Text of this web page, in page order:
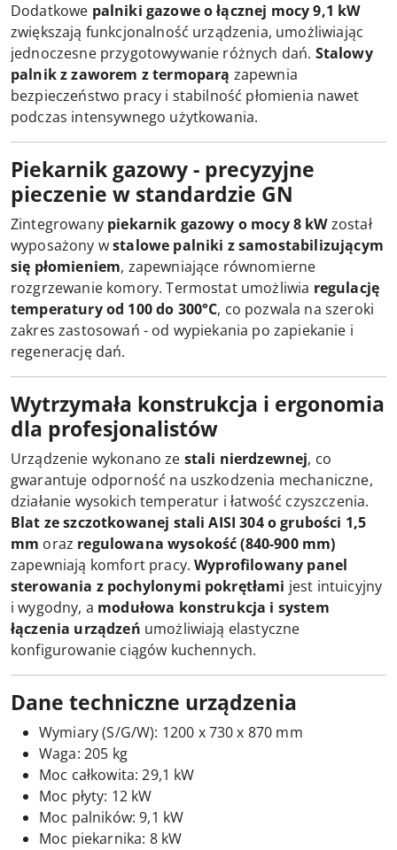
Dodatkowe palniki gazowe o łącznej mocy 9,1 kW
zwiększają funkcjonalność urządzenia, umożliwiając
jednoczesne przygotowywanie różnych dań. Stalowy
palnik z zaworem z termoparą zapewnia
bezpieczeństwo pracy i stabilność płomienia nawet
podczas intensywnego użytkowania.
Piekarnik gazowy - precyzyjne
pieczenie w standardzie GN
Zintegrowany piekarnik gazowy o mocy 8 kWzostał
wyposażony wstalowe palniki z samostabilizującym
się płomieniem, zapewniające równomierne
rozgrzewanie komory. Termostat umożliwia regulację
temperatury od 100 do 300°C, co pozwala na szeroki
zakres zastosowań - od wypiekania po zapiekanie i
regenerację dań.
Wytrzymała konstrukcja i ergonomia
dla profesjonalistów
Urządzenie wykonano ze stali nierdzewnej, co
gwarantuje odporność na uszkodzenia mechaniczne,
działanie wysokich temperatur i łatwość czyszczenia.
Blat ze szczotkowanej stali AISI 304 o grubości 1,5
mm oraz regulowana wysokość (840-900 mm)
zapewniają komfort pracy.Wyprofilowany panel
sterowania z pochylonymi pokrętłami jest intuicyjny
i wygodny, a modułowa konstrukcja i system
łączenia urządzeń umożliwiają elastyczne
konfigurowanie ciągów kuchennych.
Dane techniczne urządzenia
Wymiary (S/G/W): 1200 x 730 x 870 mm
Waga: 205 kg
Moc całkowita: 29,1 kW
Moc płyty: 12 kW
Moc palników: 9,1 kW
Moc piekarnika: 8 kW